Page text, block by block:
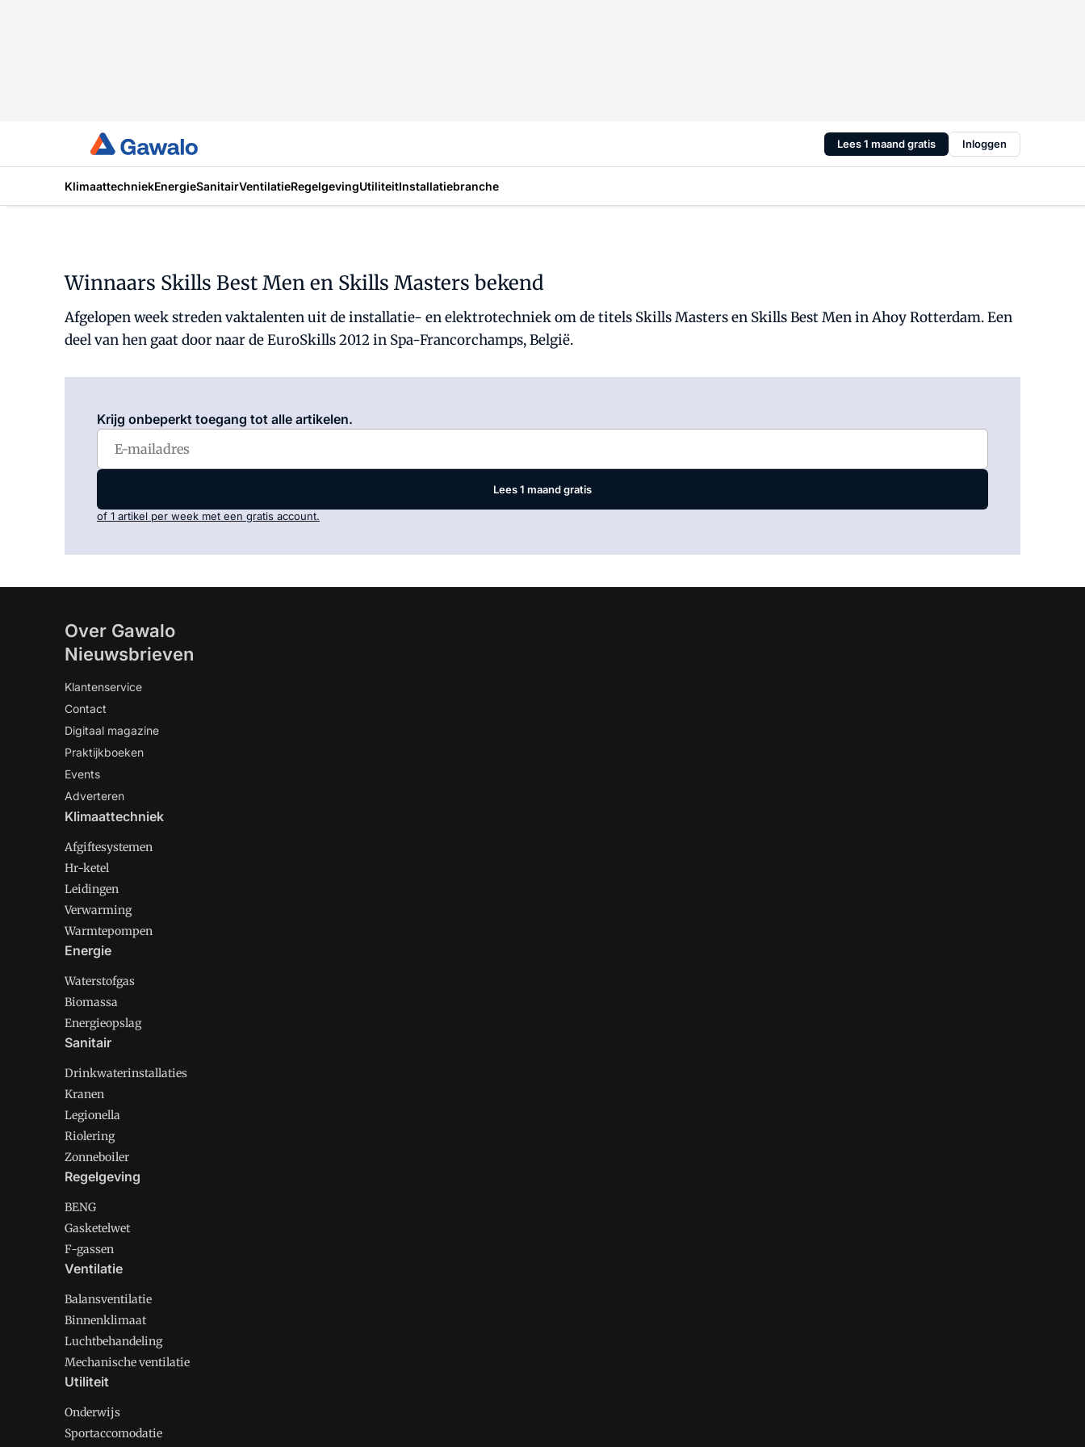
Lees 1 maand gratis Inloggen
KlimaattechniekEnergieSanitairVentilatieRegelgevingUtiliteitInstallatiebranche
Winnaars Skills Best Men en Skills Masters bekend
Afgelopen week streden vaktalenten uit de installatie- en elektrotechniek om de titels Skills Masters en Skills Best Men in Ahoy Rotterdam. Een
deel van hen gaat door naar de EuroSkills 2012 in Spa-Francorchamps, België.
Krijg onbeperkt toegang tot alle artikelen.
Lees 1 maand gratis
of 1 artikel per week met een gratis account.
Over Gawalo
Nieuwsbrieven
Klantenservice
Contact
Digitaal magazine
Praktijkboeken
Events
Adverteren
Klimaattechniek
Afgiftesystemen
Hr-ketel
Leidingen
Verwarming
Warmtepompen
Energie
Waterstofgas
Biomassa
Energieopslag
Sanitair
Drinkwaterinstallaties
Kranen
Legionella
Riolering
Zonneboiler
Regelgeving
BENG
Gasketelwet
F-gassen
Ventilatie
Balansventilatie
Binnenklimaat
Luchtbehandeling
Mechanische ventilatie
Utiliteit
Onderwijs
Sportaccomodatie